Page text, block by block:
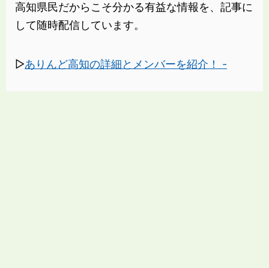
高知県民だからこそ分かる有益な情報を、記事に
して随時配信しています。
▷ありんど高知の詳細とメンバーを紹介！ -